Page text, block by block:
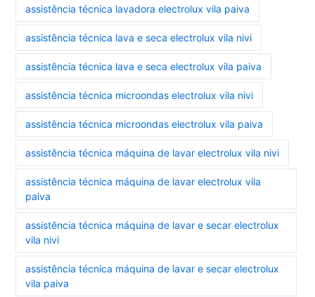
assistência técnica lavadora electrolux vila paiva
assistência técnica lava e seca electrolux vila nivi
assistência técnica lava e seca electrolux vila paiva
assistência técnica microondas electrolux vila nivi
assistência técnica microondas electrolux vila paiva
assistência técnica máquina de lavar electrolux vila nivi
assistência técnica máquina de lavar electrolux vila
paiva
assistência técnica máquina de lavar e secar electrolux
vila nivi
assistência técnica máquina de lavar e secar electrolux
vila paiva